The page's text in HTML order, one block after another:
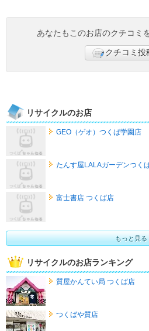
あなたもこのお店のクチコミ
クチコミ投
リサイクルのお店
GEO（ゲオ）つくば学園店
たんす屋LALAガーデンつく
富士書店 つくば店
もっと見る
リサイクルのお店ランキング
質屋かんてい局 つくば店
つくばや質店